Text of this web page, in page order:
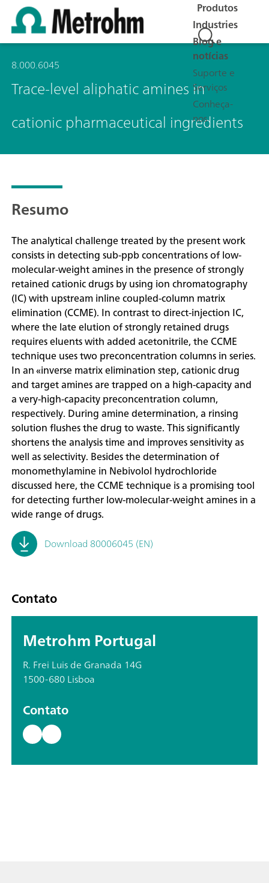
Produtos
Industries
Blog e
notícias
Suporte e
Serviços
Conheça-
nos
8.000.6045
Trace-level aliphatic amines in
cationic pharmaceutical ingredients
Resumo
The analytical challenge treated by the present work
consists in detecting sub-ppb concentrations of low-
molecular-weight amines in the presence of strongly
retained cationic drugs by using ion chromatography
(IC) with upstream inline coupled-column matrix
elimination (CCME). In contrast to direct-injection IC,
where the late elution of strongly retained drugs
requires eluents with added acetonitrile, the CCME
technique uses two preconcentration columns in series.
In an «inverse matrix elimination step, cationic drug
and target amines are trapped on a high-capacity and
a very-high-capacity preconcentration column,
respectively. During amine determination, a rinsing
solution flushes the drug to waste. This significantly
shortens the analysis time and improves sensitivity as
well as selectivity. Besides the determination of
monomethylamine in Nebivolol hydrochloride
discussed here, the CCME technique is a promising tool
for detecting further low-molecular-weight amines in a
wide range of drugs.
Download 80006045 (EN)
Contato
Metrohm Portugal
R. Frei Luis de Granada 14G
1500-680 Lisboa
Contato